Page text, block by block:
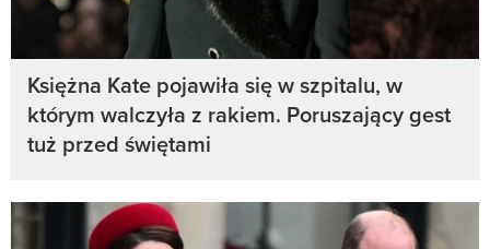
Księżna Kate pojawiła się w szpitalu, w
którym walczyła z rakiem. Poruszający gest
tuż przed świętami